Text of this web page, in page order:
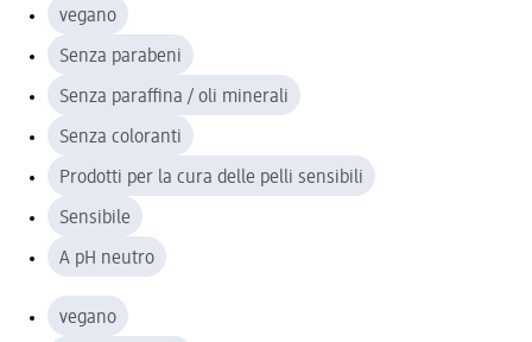
vegano
Senza parabeni
Senza paraffina / oli minerali
Senza coloranti
Prodotti per la cura delle pelli sensibili
Sensibile
A pH neutro
vegano